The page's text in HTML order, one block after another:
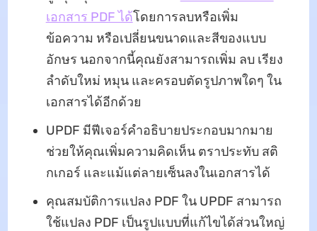
เอกสาร PDF ได้โดยการลบหรือเพิ่ม
ข้อความ หรือเปลี่ยนขนาดและสีของแบบ
อักษร นอกจากนี้คุณยังสามารถเพิ่ม ลบ เรียง
ลำดับใหม่ หมุน และครอบตัดรูปภาพใดๆ ใน
เอกสารได้อีกด้วย
UPDF มีฟีเจอร์คำอธิบายประกอบมากมาย
ช่วยให้คุณเพิ่มความคิดเห็น ตราประทับ สติ
กเกอร์ และแม้แต่ลายเซ็นลงในเอกสารได้
คุณสมบัติการแปลง PDF ใน UPDF สามารถ
ใช้แปลง PDF เป็นรูปแบบที่แก้ไขได้ส่วนใหญ่